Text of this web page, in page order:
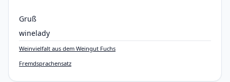
Gruß
winelady
Weinvielfalt aus dem Weingut Fuchs
Fremdsprachensatz